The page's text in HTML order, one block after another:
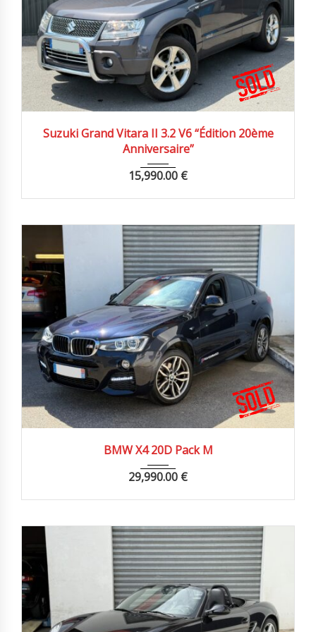
92000 km
Suzuki Grand Vitara II 3.2 V6 “Édition 20ème
Anniversaire”
15,990.00 €
BMW X4 20D Pack M
29,990.00 €